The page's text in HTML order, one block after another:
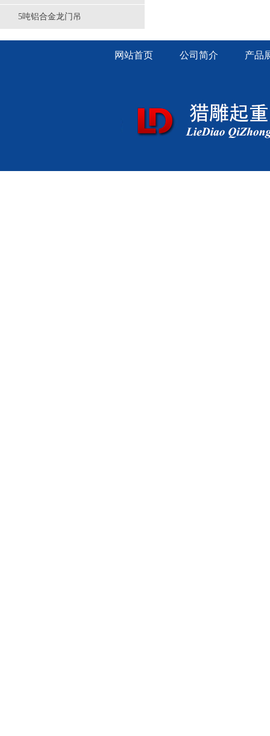
5吨铝合金龙门吊
网站首页 公司简介 产品